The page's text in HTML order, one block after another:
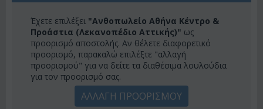
Έχετε επιλέξει "Ανθοπωλείο Αθήνα Κέντρο &
Προάστια (Λεκανοπέδιο Αττικής)" ως
προορισμό αποστολής. Αν θέλετε διαφορετικό
προορισμό, παρακαλώ επιλέξτε "αλλαγή
προορισμού" για να δείτε τα διαθέσιμα λουλούδια
για τον προορισμό σας.
ΑΛΛΑΓΗ ΠΡΟΟΡΙΣΜΟΥ